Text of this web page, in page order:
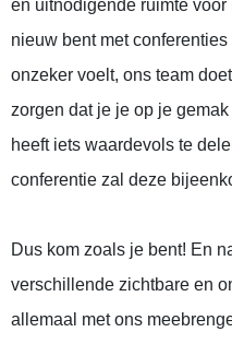
en uitnodigende ruimte
nieuw bent met
onzeker voelt, ons team
zorgen dat je je op je
heeft iets waardevols te
conferentie zal deze
Dus kom zoals je bent! En
verschillende zichtbare en
allemaal met ons